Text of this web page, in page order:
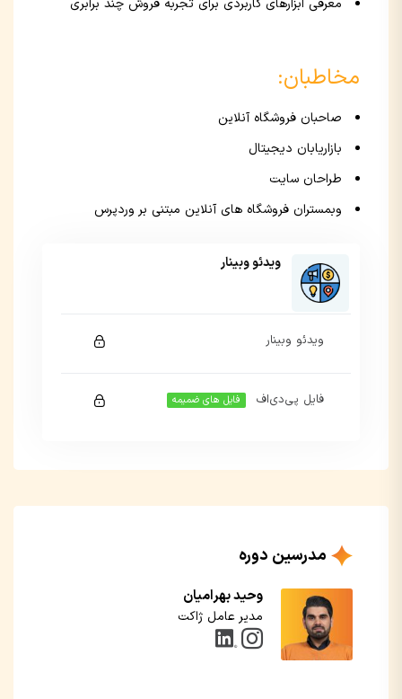
معرفی ابزارهای کاربردی برای تجربه فروش چند برابری
مخاطبان:
صاحبان فروشگاه آنلاین
بازاریابان دیجیتال
طراحان سایت
وبمستران فروشگاه های آنلاین مبتنی بر وردپرس
ویدئو وبینار
ویدئو وبینار
این بخش خصوصی می باشد. برای دسترسی کامل
فایل پی‌دی‌اف فایل های ضمیمه
مدرسین دوره
وحید بهرامیان
مدیر عامل ژاکت